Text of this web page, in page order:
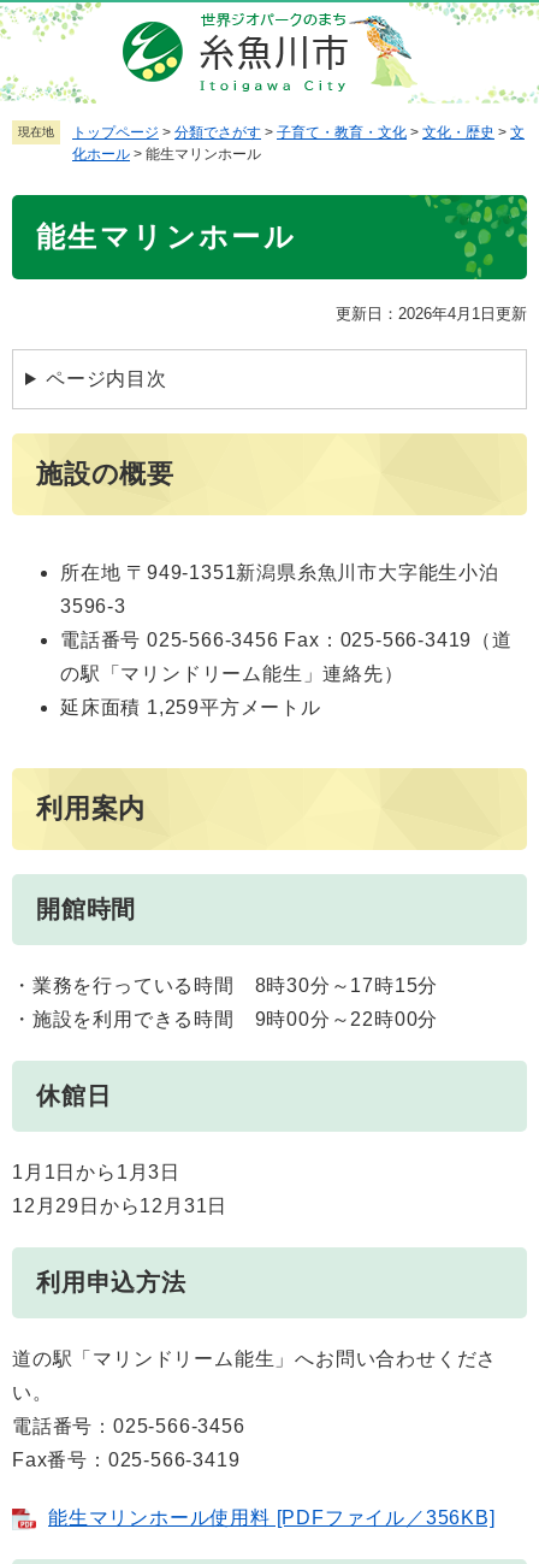
ペ
ー
ジ
の
先
メ
ニ
ュ
ー
を
本
現在地 トップページ > 分類でさがす > 子育て・教育・文化 > 文化・歴史 > 文
化ホール > 能生マリンホール
能生マリンホール
更新日：2026年4月1日更新
ページ内目次
施設の概要
所在地 〒949-1351新潟県糸魚川市大字能生小泊
3596-3
電話番号 025-566-3456 Fax：025-566-3419（道
の駅「マリンドリーム能生」連絡先）
延床面積 1,259平方メートル
利用案内
開館時間
・業務を行っている時間 8時30分～17時15分
・施設を利用できる時間 9時00分～22時00分
休館日
1月1日から1月3日
12月29日から12月31日
利用申込方法
道の駅「マリンドリーム能生」へお問い合わせくださ
い。
電話番号：025-566-3456
Fax番号：025-566-3419
能生マリンホール使用料 [PDFファイル／356KB]